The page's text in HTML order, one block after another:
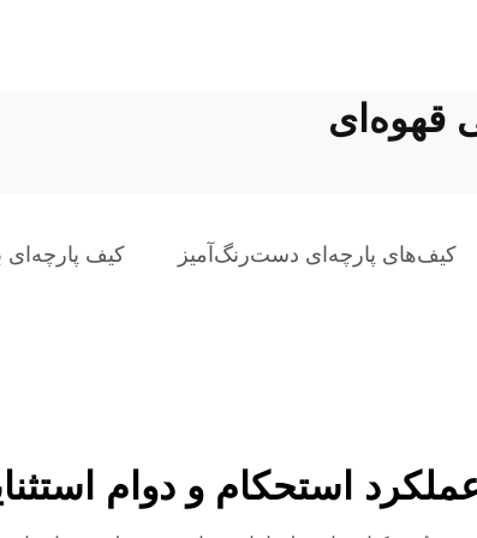
قهوه‌ای
کیف‌های پارچه‌ای دست‌رنگ‌آمیز کیف پارچه‌ای
استحکام و دوام